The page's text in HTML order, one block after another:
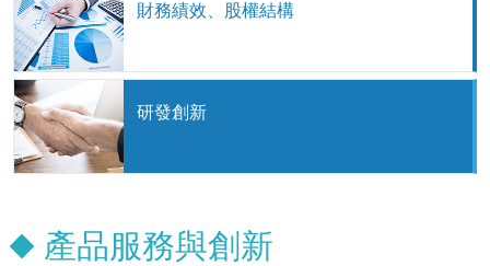
財務績效、股權結構
研發創新
產品服務與創新